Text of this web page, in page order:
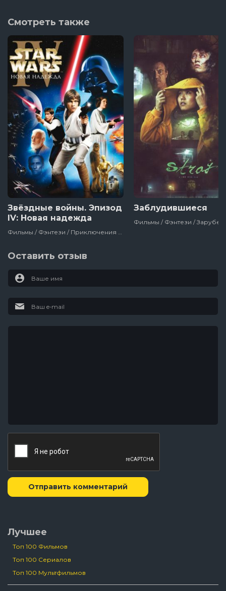
Смотреть также
Звёздные войны. Эпизод
IV: Новая надежда
Заблудившиеся
Оставить отзыв
Отправить комментарий
Лучшее
Топ 100 Фильмов
Топ 100 Сериалов
Топ 100 Мультфильмов